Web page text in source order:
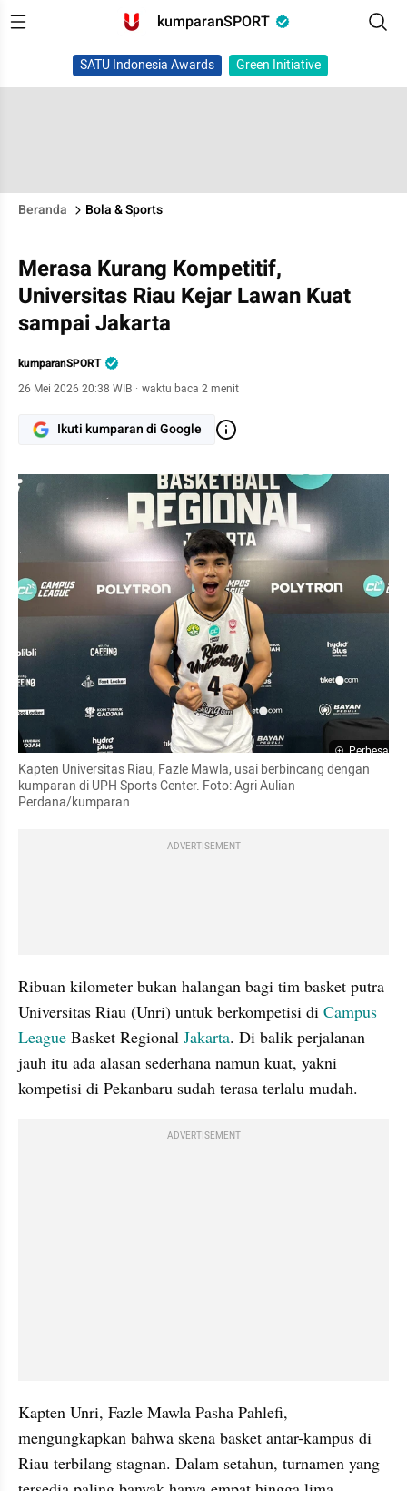
kumparanSPORT
SATU Indonesia Awards Green Initiative
Beranda Bola & Sports
Merasa Kurang Kompetitif,
Universitas Riau Kejar Lawan Kuat
sampai Jakarta
kumparanSPORT
26 Mei 2026 20:38 WIB · waktu baca 2 menit
Ikuti kumparan di Google
Perbesar
Kapten Universitas Riau, Fazle Mawla, usai berbincang dengan
kumparan di UPH Sports Center. Foto: Agri Aulian
Perdana/kumparan
ADVERTISEMENT
Ribuan kilometer bukan halangan bagi tim basket putra
Universitas Riau (Unri) untuk berkompetisi di Campus
League Basket Regional Jakarta. Di balik perjalanan
jauh itu ada alasan sederhana namun kuat, yakni
kompetisi di Pekanbaru sudah terasa terlalu mudah.
ADVERTISEMENT
Kapten Unri, Fazle Mawla Pasha Pahlefi,
mengungkapkan bahwa skena basket antar-kampus di
Riau terbilang stagnan. Dalam setahun, turnamen yang